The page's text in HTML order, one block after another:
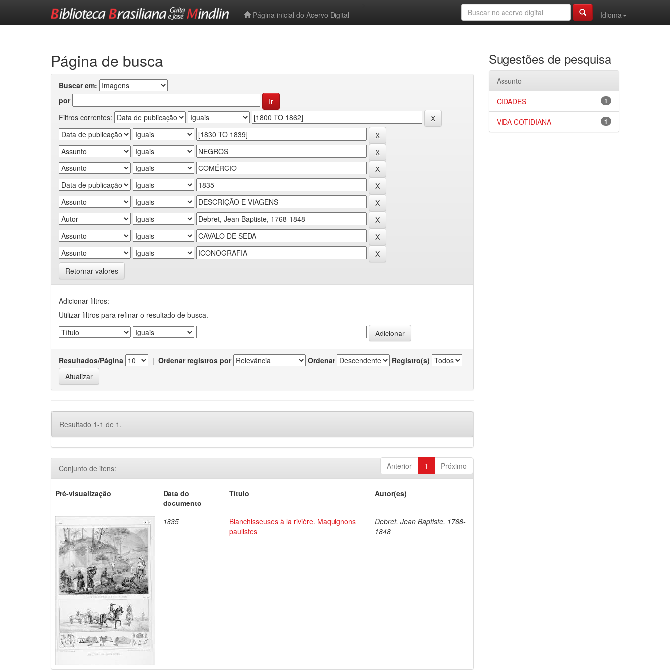
Página inicial do Acervo Digital
Idioma
Página de busca
Buscar em:
por
Filtros correntes:
Retornar valores
Adicionar filtros:
Utilizar filtros para refinar o resultado de busca.
Resultados/Página | Ordenar registros por Ordenar Registro(s)
Resultado 1-1 de 1.
Anterior 1 Próximo
Conjunto de itens:
Pré-visualização
Data do
documento
Título Autor(es)
1835
Blanchisseuses à la rivière. Maquignons
paulistes
Debret, Jean Baptiste, 1768-
1848
Sugestões de pesquisa
Assunto
1
CIDADES
1
VIDA COTIDIANA